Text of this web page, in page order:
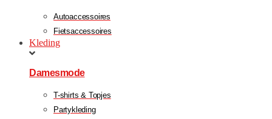
Autoaccessoires
Fietsaccessoires
Kleding
Damesmode
T-shirts & Topjes
Partykleding